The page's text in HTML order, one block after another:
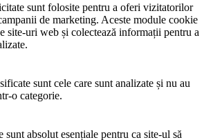
sunt folosite pentru a oferi vizitatorilor
de marketing. Aceste module cookie
site-uri web și colectează informații pentru a
sunt cele care sunt analizate și nu au
o categorie.
sunt absolut esențiale pentru ca site-ul să